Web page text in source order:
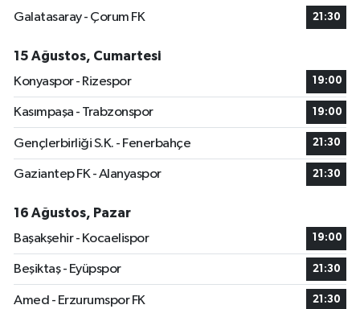
Galatasaray - Çorum FK
21:30
15 Ağustos, Cumartesi
Konyaspor - Rizespor
19:00
Kasımpaşa - Trabzonspor 19:00
Gençlerbirliği S.K. - Fenerbahçe 21:30
Gaziantep FK - Alanyaspor 21:30
16 Ağustos, Pazar
Başakşehir - Kocaelispor
19:00
Beşiktaş - Eyüpspor 21:30
Amed - Erzurumspor FK 21:30